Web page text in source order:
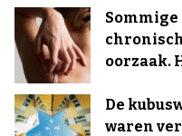
oorzaak.
De
waren